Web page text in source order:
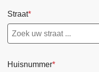
Straat
Huisnummer